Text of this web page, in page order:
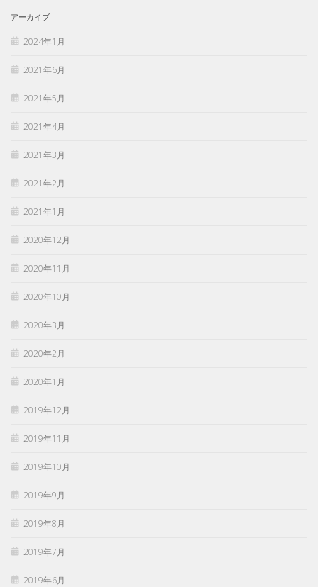
アーカイブ
2024年1月
2021年6月
2021年5月
2021年4月
2021年3月
2021年2月
2021年1月
2020年12月
2020年11月
2020年10月
2020年3月
2020年2月
2020年1月
2019年12月
2019年11月
2019年10月
2019年9月
2019年8月
2019年7月
2019年6月